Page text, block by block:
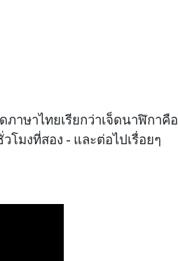
าษาไทยเรียกว่าเจ็ดนาฬิกาคือ
มงที่สอง - และต่อไปเรื่อยๆ